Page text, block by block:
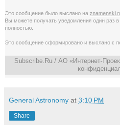
Это сообщение было выслано на
Вы можете получать уведомления один раз в
полностью
Это сообщение сформировано и выслано с
Subscribe.Ru / АО «Интернет-
General Astronomy at 3:10 PM
Share